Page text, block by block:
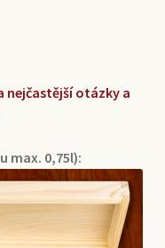
nejčastější otázky a
max. 0,75l):